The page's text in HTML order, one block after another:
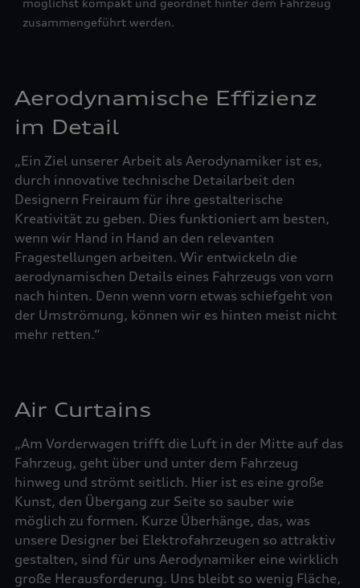
möglichst kompakt und geordnet hinter dem Fahrzeug
zusammengeführt werden.
Aerodynamische Effizienz
im Detail
„Ein Ziel unserer Arbeit als Aerodynamiker ist es,
durch innovative technische Detailarbeit den
Designern Freiraum für ihre gestalterische
Kreativität zu geben. Dies funktioniert am besten,
wenn wir Hand in Hand an den relevanten
Fragestellungen arbeiten. Wir entwickeln die
aerodynamischen Details eines Fahrzeugs von vorn
nach hinten. Denn wenn vorn etwas schiefgeht von
der Umströmung, können wir es hinten meist nicht
mehr retten.“
Air Curtains
„Am Vorderwagen trifft die Luft in der Mitte auf das
Fahrzeug, geht über und unter dem Fahrzeug
hinweg und strömt seitlich. Hier ist es eine große
Kunst, den Übergang zur Seite so sauber wie
möglich zu formen. Kurze Überhänge, das, was
unsere Designer bei Elektrofahrzeugen so attraktiv
gestalten, sind für uns Aerodynamiker eine wirklich
große Herausforderung. Uns bleibt so wenig Fläche,